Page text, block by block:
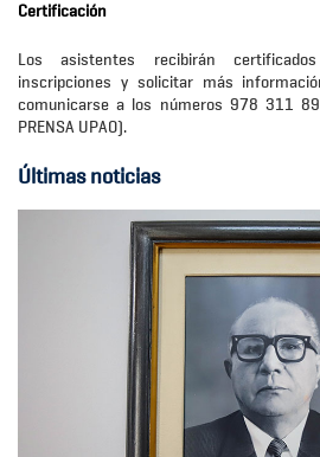
Certificación
Los asistentes recibirán
inscripciones y solicitar más
comunicarse a los números 978 311
PRENSA UPAO).
Últimas noticias